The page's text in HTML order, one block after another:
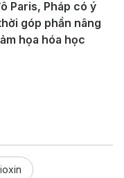
Paris, Pháp có ý
góp phần nâng
họa hóa học